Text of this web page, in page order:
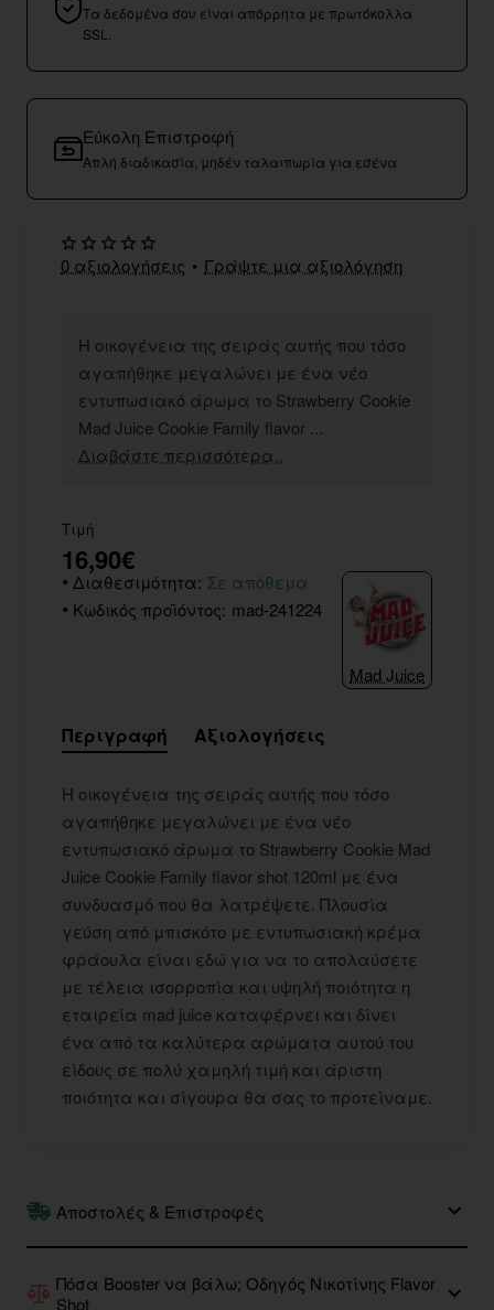
Τα δεδομένα σου είναι απόρρητα με πρωτόκολλα
SSL.
Εύκολη Επιστροφή
Απλή διαδικασία, μηδέν ταλαιπωρία για εσένα
Η οικογένεια της σειράς αυτής που τόσο
αγαπήθηκε μεγαλώνει με ένα νέο
εντυπωσιακό άρωμα το Strawberry Cookie
Mad Juice Cookie Family flavor ...
Διαβάστε περισσότερα..
0 αξιολογήσεις • Γράψτε μια αξιολόγηση
Τιμή
16,90€
Διαθεσιμότητα: Σε απόθεμα
Κωδικός προϊόντος: mad-241224
Mad Juice
Περιγραφή Αξιολογήσεις
Η οικογένεια της σειράς αυτής που τόσο
αγαπήθηκε μεγαλώνει με ένα νέο
εντυπωσιακό άρωμα το Strawberry Cookie Mad
Juice Cookie Family flavor shot 120ml με ένα
συνδυασμό που θα λατρέψετε. Πλουσία
γεύση από μπισκότο με εντυπωσιακή κρέμα
φράουλα είναι εδώ για να το απολαύσετε
με τέλεια ισορροπία και υψηλή ποιότητα η
εταιρεία mad juice καταφέρνει και δίνει
ένα από τα καλύτερα αρώματα αυτού του
είδους σε πολύ χαμηλή τιμή και άριστη
ποιότητα και σίγουρα θα σας το προτείναμε.
Αποστολές & Επιστροφές
Πόσα Booster να βάλω; Οδηγός Νικοτίνης Flavor
Shot